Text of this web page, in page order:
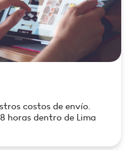
costos de envío.
horas dentro de Lima